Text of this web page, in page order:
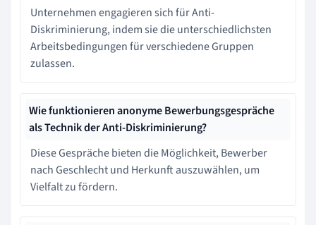
Unternehmen engagieren sich für Anti-
Diskriminierung, indem sie die unterschiedlichsten
Arbeitsbedingungen für verschiedene Gruppen
zulassen.
Wie funktionieren anonyme Bewerbungsgespräche
als Technik der Anti-Diskriminierung?
Diese Gespräche bieten die Möglichkeit, Bewerber
nach Geschlecht und Herkunft auszuwählen, um
Vielfalt zu fördern.